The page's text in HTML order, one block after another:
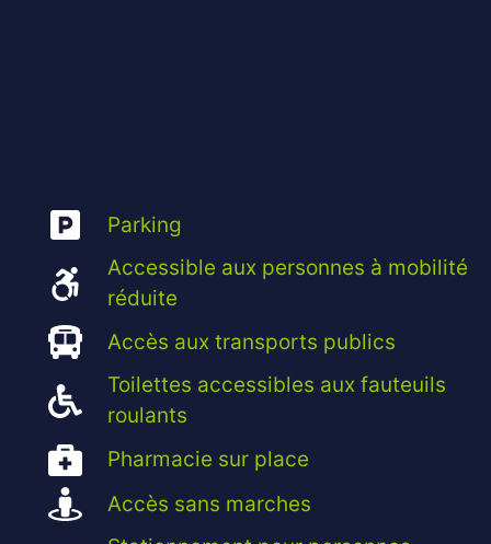
Parking
Accessible aux personnes à mobilité
réduite
Accès aux transports publics
Toilettes accessibles aux fauteuils
roulants
Pharmacie sur place
Accès sans marches